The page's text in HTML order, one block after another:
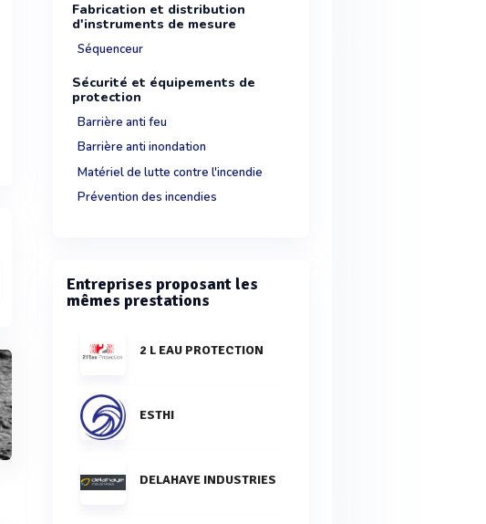
Fabrication et distribution
d'instruments de mesure
Séquenceur
Sécurité et équipements de
protection
Barrière anti feu
Barrière anti inondation
Matériel de lutte contre l'incendie
Prévention des incendies
Entreprises proposant les
mêmes prestations
2 L EAU PROTECTION
ESTHI
DELAHAYE INDUSTRIES